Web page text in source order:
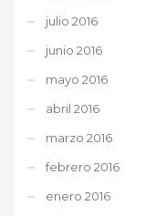
julio 2016
junio 2016
mayo 2016
abril 2016
marzo 2016
febrero 2016
enero 2016